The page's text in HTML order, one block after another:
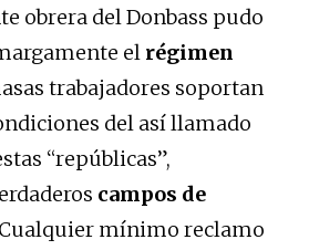
obrera del Donbass pudo
el régimen
trabajadores soportan
del así llamado
“repúblicas”,
campos de
mínimo reclamo